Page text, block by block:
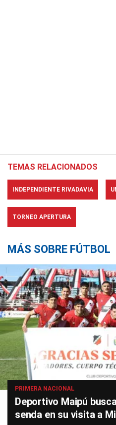
TEMAS RELACIONADOS
INDEPENDIENTE RIVADAVIA
TORNEO APERTURA
MÁS SOBRE FÚTBOL
PRIMERA NACIONAL
Deportivo Maipú
senda en su visita a